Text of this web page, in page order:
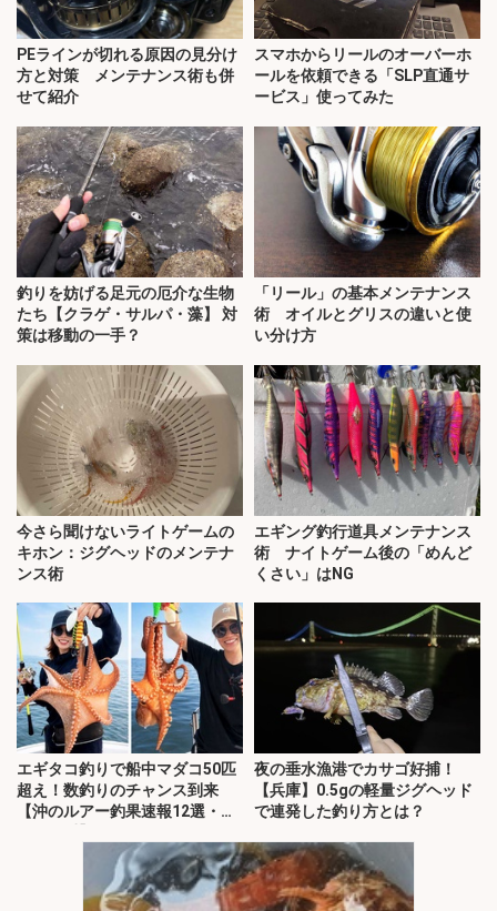
PEラインが切れる原因の見分け
方と対策 メンテナンス術も併
せて紹介
スマホからリールのオーバーホ
ールを依頼できる「SLP直通サ
ービス」使ってみた
釣りを妨げる足元の厄介な生物
たち【クラゲ・サルパ・藻】 対
策は移動の一手？
「リール」の基本メンテナンス
術 オイルとグリスの違いと使
い分け方
今さら聞けないライトゲームの
キホン：ジグヘッドのメンテナ
ンス術
エギング釣行道具メンテナンス
術 ナイトゲーム後の「めんど
くさい」はNG
エギタコ釣りで船中マダコ50匹
超え！数釣りのチャンス到来
【沖のルアー釣果速報12選・愛
夜の垂水漁港でカサゴ好捕！
【兵庫】0.5gの軽量ジグヘッド
で連発した釣り方とは？